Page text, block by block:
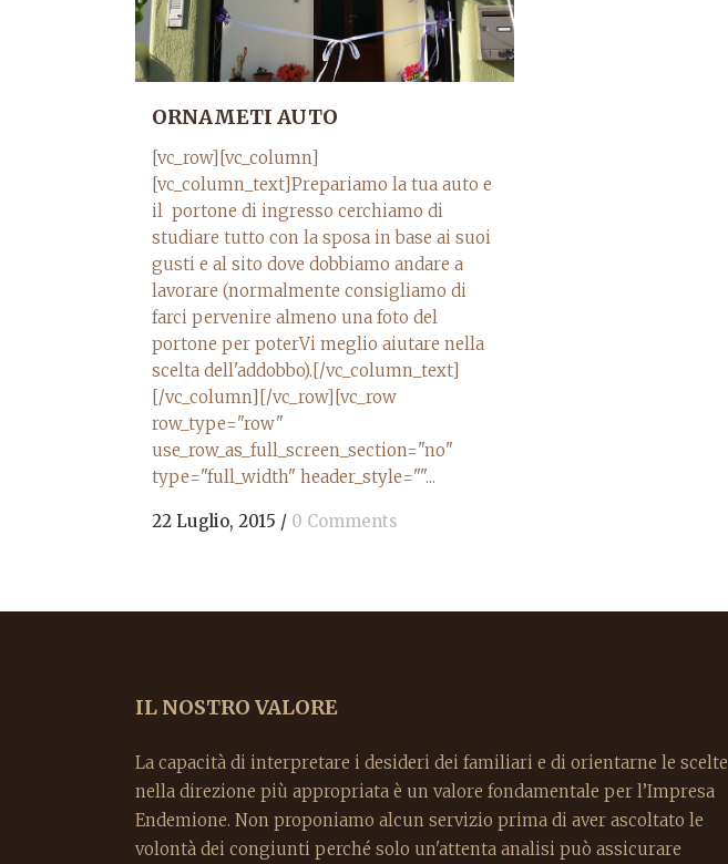
ORNAMETI AUTO
[vc_row][vc_column]
[vc_column_text]Prepariamo la tua auto e
il portone di ingresso cerchiamo di
studiare tutto con la sposa in base ai suoi
gusti e al sito dove dobbiamo andare a
lavorare (normalmente consigliamo di
farci pervenire almeno una foto del
portone per poterVi meglio aiutare nella
scelta dell'addobbo).[/vc_column_text]
[/vc_column][/vc_row][vc_row
row_type="row"
use_row_as_full_screen_section="no"
type="full_width" header_style=""...
22 Luglio, 2015 / 0 Comments
IL NOSTRO VALORE
La capacità di interpretare i desideri dei familiari e di orientarne le scelte
nella direzione più appropriata è un valore fondamentale per l’Impresa
Endemione. Non proponiamo alcun servizio prima di aver ascoltato le
volontà dei congiunti perché solo un'attenta analisi può assicurare